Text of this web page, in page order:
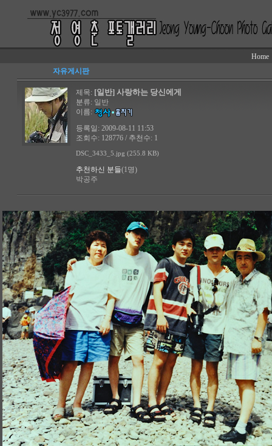
Home
자유게시판
제목: [일반] 사랑하는 당신에게
분류: 일반
이름:
등록일: 2009-08-11 11:53
조회수: 128776 / 추천수: 1
DSC_3433_5.jpg (255.8 KB)
추천하신 분들(1명)
박공주